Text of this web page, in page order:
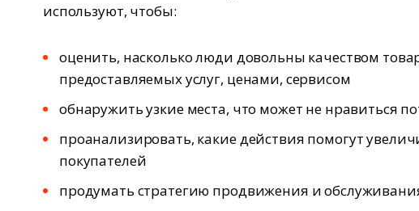
используют, чтобы:
оценить, насколько люди довольны качеством
предоставляемых услуг, ценами, сервисом
обнаружить узкие места, что может не нравиться
проанализировать, какие действия помогут
покупателей
продумать стратегию продвижения и